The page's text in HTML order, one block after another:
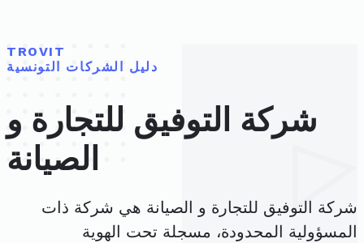
TROVIT
دليل الشركات التونسية
شركة التوفيق للتجارة و
الصيانة
شركة التوفيق للتجارة و الصيانة هي شركة ذات
المسؤولية المحدودة، مسجلة تحت الهوية